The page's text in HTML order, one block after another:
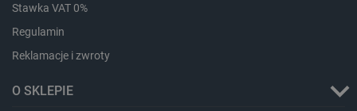
Stawka VAT 0%
Regulamin
Reklamacje i zwroty
O SKLEPIE
PHPSESSID